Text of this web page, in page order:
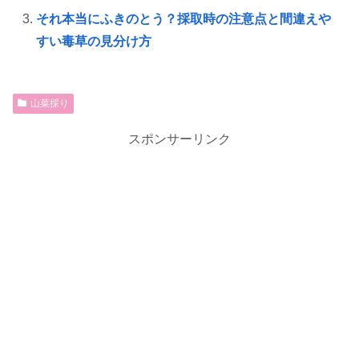
それ本当にふきのとう？採取時の注意点と間違えや
すい毒草の見分け方
山菜採り
スポンサーリンク